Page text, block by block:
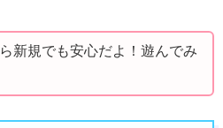
新規でも安心だよ！遊んでみ